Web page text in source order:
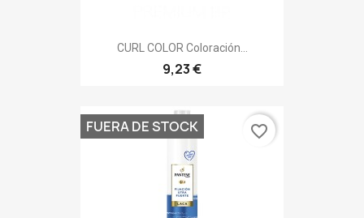
CURL COLOR Coloración...
9,23 €
FUERA DE STOCK favorite_border